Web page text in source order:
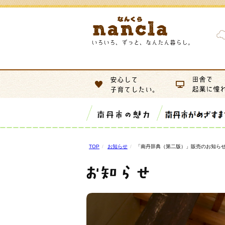
TOP お知らせ 「南丹辞典（第二版）」販売のお知ら